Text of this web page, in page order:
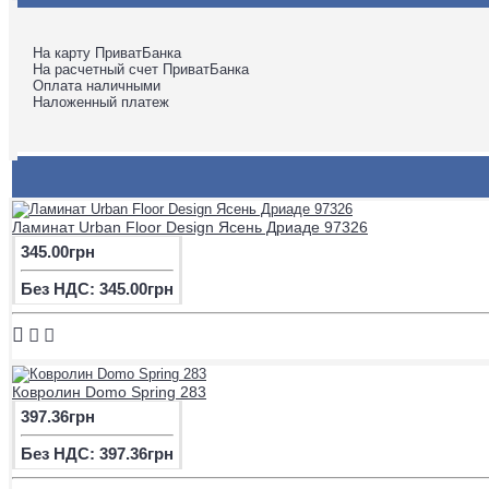
На карту ПриватБанка
На расчетный счет ПриватБанка
Оплата наличными
Наложенный платеж
Ламинат Urban Floor Design Ясень Дриаде 97326
345.00грн
Без НДС: 345.00грн
Ковролин Domo Spring 283
397.36грн
Без НДС: 397.36грн